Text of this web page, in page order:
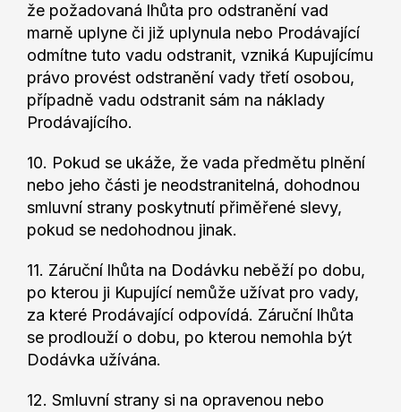
že požadovaná lhůta pro odstranění vad
marně uplyne či již uplynula nebo Prodávající
odmítne tuto vadu odstranit, vzniká Kupujícímu
právo provést odstranění vady třetí osobou,
případně vadu odstranit sám na náklady
Prodávajícího.
10. Pokud se ukáže, že vada předmětu plnění
nebo jeho části je neodstranitelná, dohodnou
smluvní strany poskytnutí přiměřené slevy,
pokud se nedohodnou jinak.
11. Záruční lhůta na Dodávku neběží po dobu,
po kterou ji Kupující nemůže užívat pro vady,
za které Prodávající odpovídá. Záruční lhůta
se prodlouží o dobu, po kterou nemohla být
Dodávka užívána.
12. Smluvní strany si na opravenou nebo